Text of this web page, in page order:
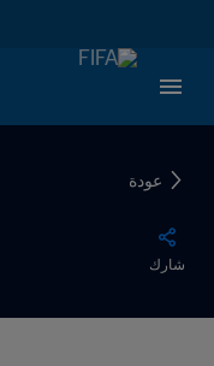
عودة
شارك